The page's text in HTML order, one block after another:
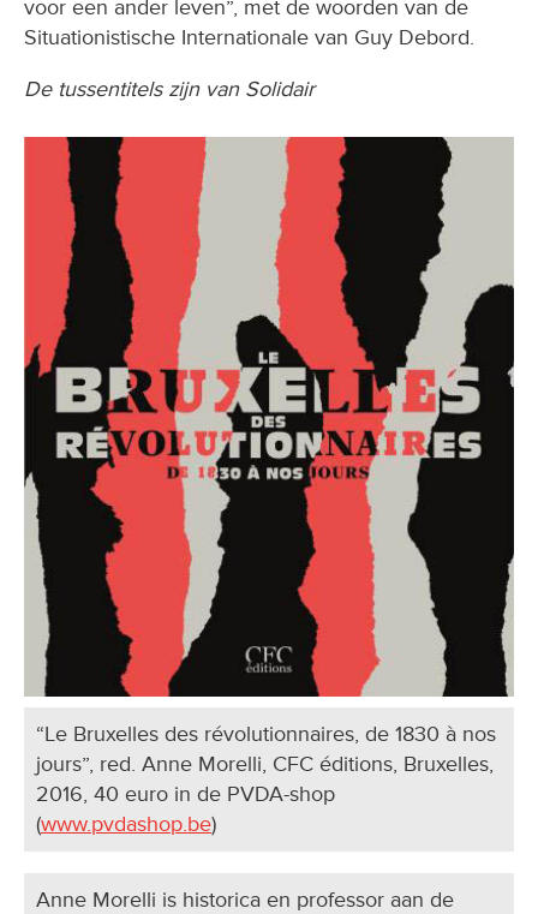
voor een ander leven”, met de woorden van de
Situationistische Internationale van Guy Debord.
De tussentitels zijn van Solidair
“Le Bruxelles des révolutionnaires, de 1830 à nos
jours”, red. Anne Morelli, CFC éditions, Bruxelles,
2016, 40 euro in de PVDA-shop
(www.pvdashop.be)
Anne Morelli is historica en professor aan de